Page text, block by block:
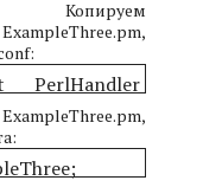
PerlHandler